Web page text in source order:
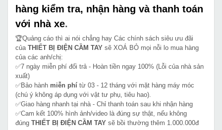
hàng kiểm tra, nhận hàng và thanh toán
với nhà xe.
🏆Quảng cáo thì ai nói chẳng hay Các chính sách siêu ưu đãi
của THIẾT BỊ ĐIỆN CẦM TAY sẽ XOÁ BỎ mọi nỗi lo mua hàng
của các anh/chị:
✅7 ngày miễn phí đổi trả - Hoàn tiền ngay 100% (Lỗi của nhà sản
xuất)
✅Bảo hành miễn phí từ 03 - 12 tháng với mặt hàng máy móc
(chú ý không áp dụng với vật tư phụ, tiêu hao).
✅Giao hàng nhanh tại nhà - Chỉ thanh toán sau khi nhận hàng
✅Cam kết 100% hình ảnh/video là đúng sự thật, nếu không
đúng THIẾT BỊ ĐIỆN CẦM TAY sẽ bồi thường thêm 1.000.000đ